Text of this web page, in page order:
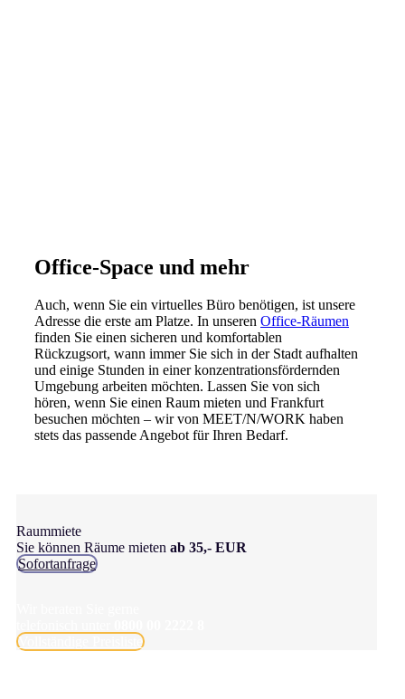
Office-Space und mehr
Auch, wenn Sie ein virtuelles Büro benötigen, ist unsere
Adresse die erste am Platze. In unseren Office-Räumen
finden Sie einen sicheren und komfortablen
Rückzugsort, wann immer Sie sich in der Stadt aufhalten
und einige Stunden in einer konzentrationsfördernden
Umgebung arbeiten möchten. Lassen Sie von sich
hören, wenn Sie einen Raum mieten und Frankfurt
besuchen möchten – wir von MEET/N/WORK haben
stets das passende Angebot für Ihren Bedarf.
Raummiete
Sie können Räume mieten ab 35,- EUR
Sofortanfrage
Vollständige Preisliste